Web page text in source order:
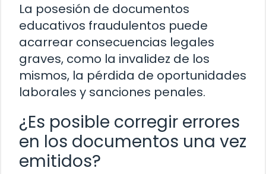
La posesión de documentos
educativos fraudulentos puede
acarrear consecuencias legales
graves, como la invalidez de los
mismos, la pérdida de oportunidades
laborales y sanciones penales.
¿Es posible corregir errores
en los documentos una vez
emitidos?